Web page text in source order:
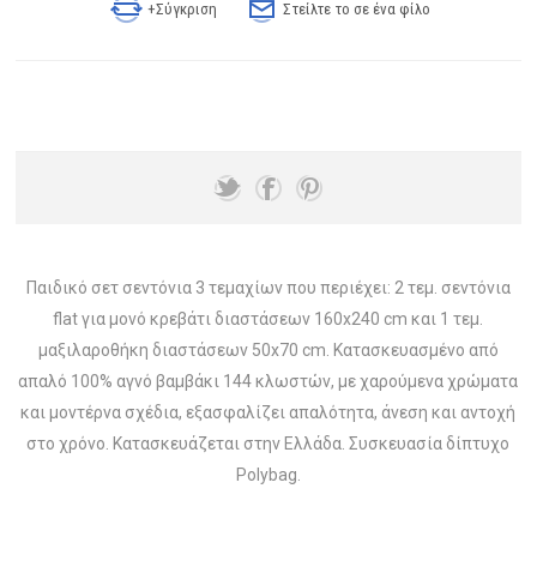
+Σύγκριση Στείλτε το σε ένα φίλο
Παιδικό σετ σεντόνια 3 τεμαχίων που περιέχει: 2 τεμ. σεντόνια
flat για μονό κρεβάτι διαστάσεων 160x240 cm και 1 τεμ.
μαξιλαροθήκη διαστάσεων 50x70 cm. Κατασκευασμένο από
απαλό 100% αγνό βαμβάκι 144 κλωστών, με χαρούμενα χρώματα
και μοντέρνα σχέδια, εξασφαλίζει απαλότητα, άνεση και αντοχή
στο χρόνο. Κατασκευάζεται στην Ελλάδα. Συσκευασία δίπτυχο
Polybag.